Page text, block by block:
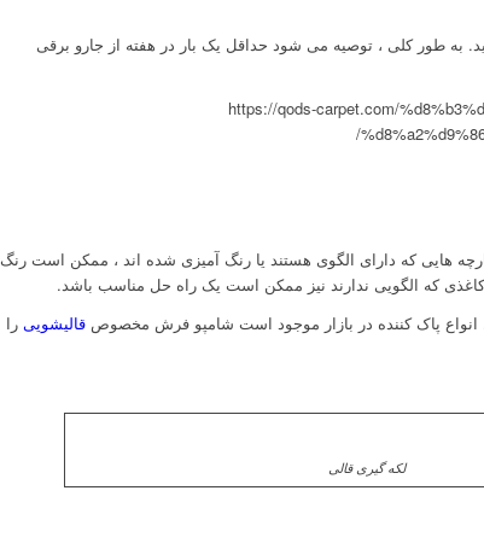
به طور کلی ، توصیه می شود حداقل یک بار در هفته از جارو برقی
هایی که دارای الگوی هستند یا رنگ آمیزی شده اند ، ممکن است رنگ
که الگویی ندارند نیز ممکن است یک راه حل مناسب باشد.
انواع پاک کننده در بازار موجود است شامپو فرش مخصوص قالیشوییرا
لکه گیری قالی